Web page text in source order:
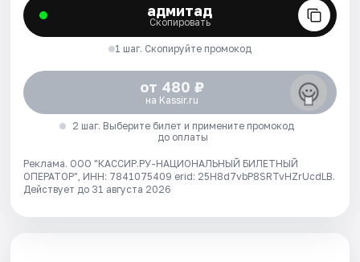
адмитад
Скопировать
1 шаг. Скопируйте промокод
от 480 ₽
на Kassir.ru
2 шаг. Выберите билет и примените промокод
до оплаты
Реклама. ООО "КАССИР.РУ-НАЦИОНАЛЬНЫЙ БИЛЕТНЫЙ
ОПЕРАТОР", ИНН: 7841075409 erid: 25H8d7vbP8SRTvHZrUcdLB.
Действует до 31 августа 2026